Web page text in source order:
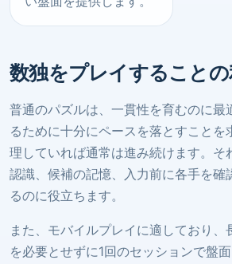
数独をプレイすること
普通のパズルは、一貫性を育むのに最
るために十分にペースを落とすことを
理していれば通常は進み続けます。そ
認識、候補の記憶、入力前に各手を確
るのに役立ちます。
また、モバイルプレイに適しており、
を必要とせずに1回のセッションで盤